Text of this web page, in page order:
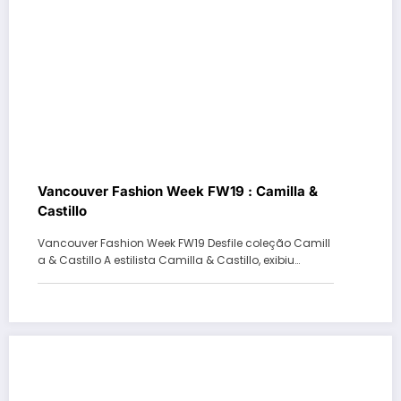
Vancouver Fashion Week FW19 : Camilla &
Castillo
Vancouver Fashion Week FW19 Desfile coleção Camill
a & Castillo A estilista Camilla & Castillo, exibiu…